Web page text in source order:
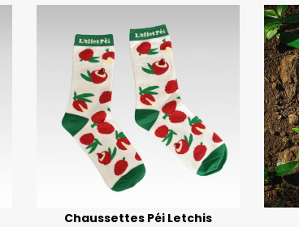
Chaussettes Péi Letchis